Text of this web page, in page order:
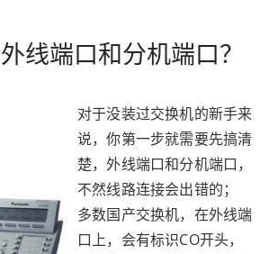
线端口和分机端口？
对于没装过交换机的新手来
说，你第一步就需要先搞清
楚，外线端口和分机端口，
不然线路连接会出错的；
多数国产交换机，在外线端
口上，会有标识CO开头，